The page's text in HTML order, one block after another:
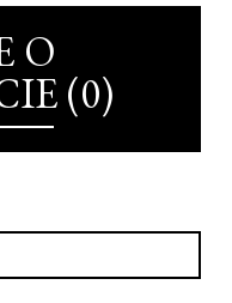
O
(0)